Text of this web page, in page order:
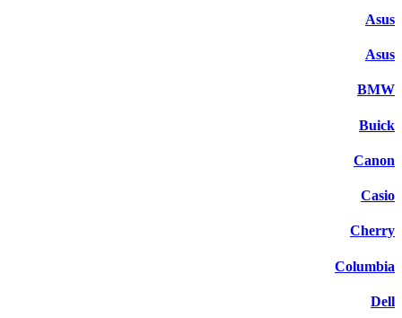
Asus
Asus
BMW
Buick
Canon
Casio
Cherry
Columbia
Dell